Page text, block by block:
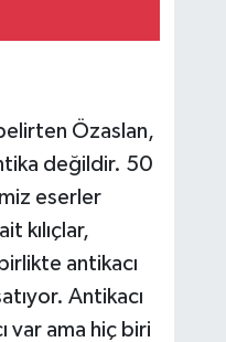
belirten Özaslan,
değildir. 50
eserler
kılıçlar,
antikacı
Antikacı
var ama hiç biri